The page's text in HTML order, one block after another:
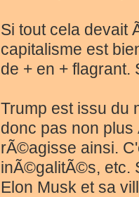
Si tout cela devait
capitalisme est
de + en + flagrant.
Trump est issu du
donc pas non
rÃ©agisse ainsi.
inÃ©galitÃ©s, etc.
Elon Musk et sa